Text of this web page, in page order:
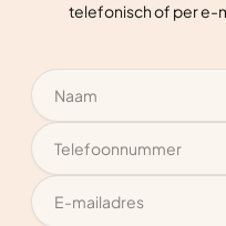
telefonisch of per e-